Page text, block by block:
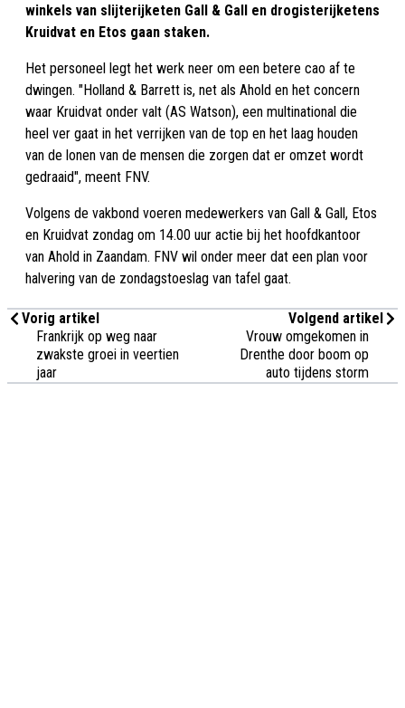
winkels van slijterijketen Gall & Gall en drogisterijketens
Kruidvat en Etos gaan staken.
Het personeel legt het werk neer om een betere cao af te
dwingen. "Holland & Barrett is, net als Ahold en het concern
waar Kruidvat onder valt (AS Watson), een multinational die
heel ver gaat in het verrijken van de top en het laag houden
van de lonen van de mensen die zorgen dat er omzet wordt
gedraaid", meent FNV.
Volgens de vakbond voeren medewerkers van Gall & Gall, Etos
en Kruidvat zondag om 14.00 uur actie bij het hoofdkantoor
van Ahold in Zaandam. FNV wil onder meer dat een plan voor
halvering van de zondagstoeslag van tafel gaat.
Vorig artikel
Frankrijk op weg naar
zwakste groei in veertien
jaar
Volgend artikel
Vrouw omgekomen in
Drenthe door boom op
auto tijdens storm